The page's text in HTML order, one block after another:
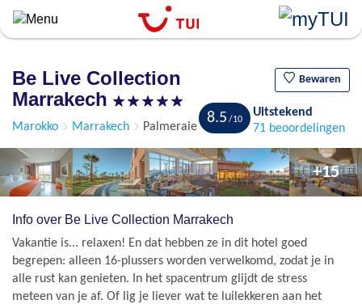
Overslaan
algemene
gaan
Be Live Collection
Marrakech
Bewaren
Marokko Marrakech Palmeraie
8.5
Uitstekend
71 beoordelingen
+15
Info over Be Live Collection Marrakech
Vakantie is... relaxen! En dat hebben ze in dit hotel goed
begrepen: alleen 16-plussers worden verwelkomd, zodat je in
alle rust kan genieten. In het spacentrum glijdt de stress
meteen van je af. Of lig je liever wat te luilekkeren aan het